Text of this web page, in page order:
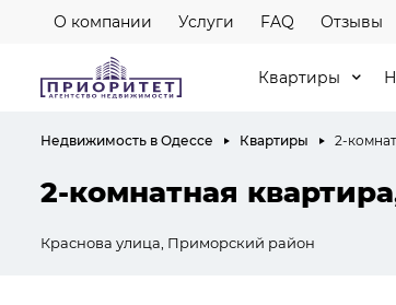
О компании Услуги FAQ Отзывы
Квартиры
Недвижимость в Одессе Квартиры 2-
2-комнатная
Краснова улица, Приморский район